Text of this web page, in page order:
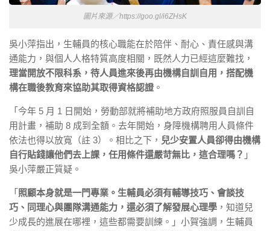
圖片來源／https://goo.gl/i6ZHsK
吳小萍指出，生輔員的核心職能在於陪伴、耐心、責任感與溝
通能力，與個人人格特質高度相關，既然人力已經這麼難找，
理當開放不限科系，待人員進來後再由機構自訓自用，搭配機
構在職後教育來協助其取得資格認證。
「今年 5 月 1 日開始，勞動部就將補助地方政府照服員自訓自
用計畫，補助 8 成到全額。去年開始，身障機構聘用人員條件
依法也得以放寬（註 3）。相比之下， 兒少安置人員卻得由機構
自行貼錢讓他們去上課，任用條件還嚴苛無比，這合理嗎？ 」
吳小萍嚴正質疑。
「 照顧本身就是一門專業。生輔員必須有輔導技巧、會談技
巧、同理心與團隊溝通能力，還必須了解發展心理學 ，知道兒
少成長的進展在哪裡，這些都需要訓練。」小賀強調，生輔員